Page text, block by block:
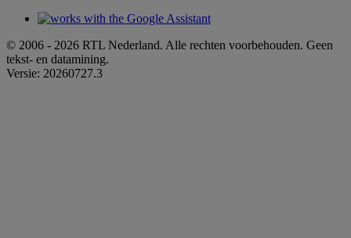
© 2006 - 2026 RTL Nederland. Alle rechten voorbehouden. Geen
tekst- en datamining.
Versie: 20260727.3